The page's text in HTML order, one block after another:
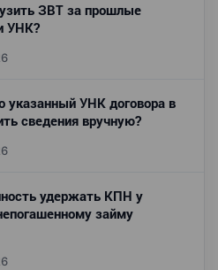
ЗВТ за прошлые
УНК?
указанный УНК договора в
сведения вручную?
удержать КПН у
займу